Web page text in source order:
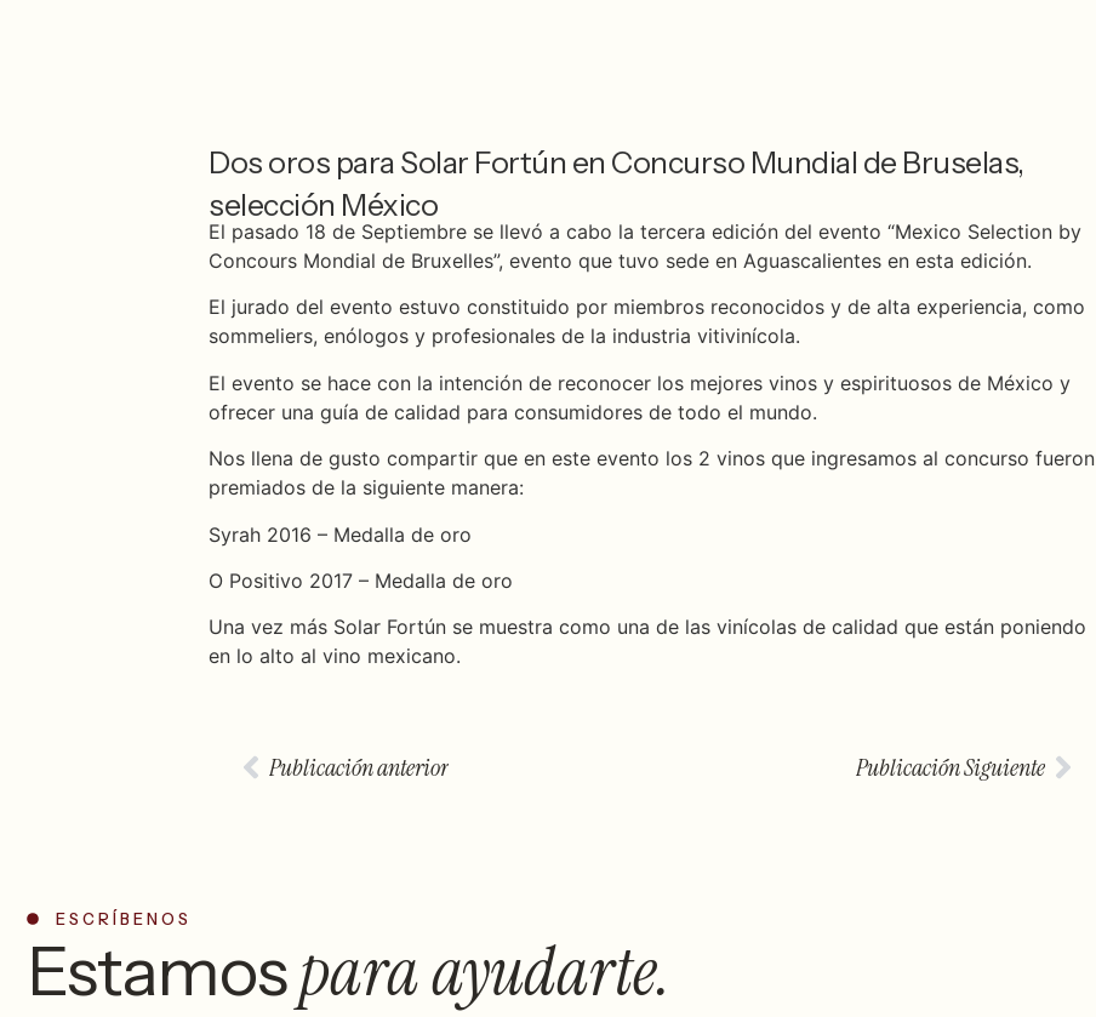
Dos oros para Solar Fortún en Concurso Mundial de Bruselas,
selección México
El pasado 18 de Septiembre se llevó a cabo la tercera edición del evento “Mexico Selection by
Concours Mondial de Bruxelles”, evento que tuvo sede en Aguascalientes en esta edición.
El jurado del evento estuvo constituido por miembros reconocidos y de alta experiencia, como
sommeliers, enólogos y profesionales de la industria vitivinícola.
El evento se hace con la intención de reconocer los mejores vinos y espirituosos de México y
ofrecer una guía de calidad para consumidores de todo el mundo.
Nos llena de gusto compartir que en este evento los 2 vinos que ingresamos al concurso fueron
premiados de la siguiente manera:
Syrah 2016 – Medalla de oro
O Positivo 2017 – Medalla de oro
Una vez más Solar Fortún se muestra como una de las vinícolas de calidad que están poniendo
en lo alto al vino mexicano.
Publicación anterior Publicación Siguiente
ESCRÍBENOS
Estamosparaayudarte.